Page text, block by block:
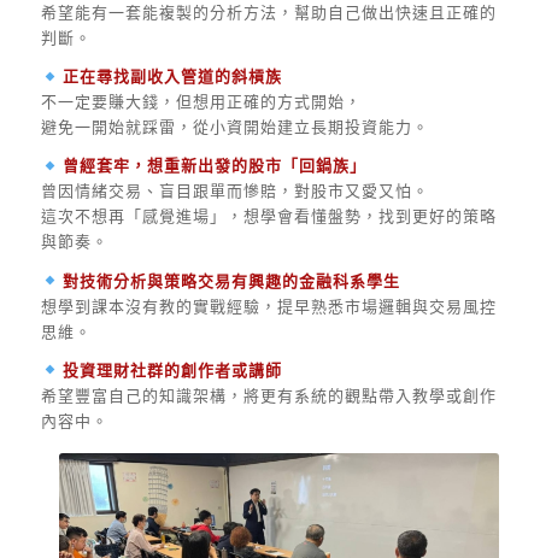
希望能有一套能複製的分析方法，幫助自己做出快速且正確的
判斷。
正在尋找副收入管道的斜槓族
不一定要賺大錢，但想用正確的方式開始，
避免一開始就踩雷，從小資開始建立長期投資能力。
曾經套牢，想重新出發的股市「回鍋族」
曾因情緒交易、盲目跟單而慘賠，對股市又愛又怕。
這次不想再「感覺進場」，想學會看懂盤勢，找到更好的策略
與節奏。
對技術分析與策略交易有興趣的金融科系學生
想學到課本沒有教的實戰經驗，提早熟悉市場邏輯與交易風控
思維。
投資理財社群的創作者或講師
希望豐富自己的知識架構，將更有系統的觀點帶入教學或創作
內容中。